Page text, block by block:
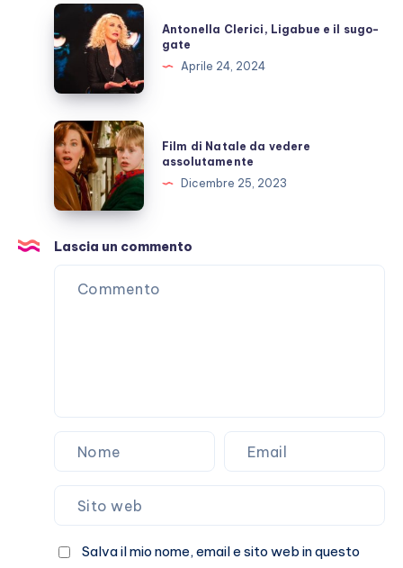
mandarlo
in
onda?
Antonella
Clerici,
Ligabue
e
sugo-
gate
Antonella Clerici, Ligabue e il sugo-
gate
Aprile 24, 2024
Film
di
Natale
da
vedere
assolutamente
Film di Natale da vedere
assolutamente
Dicembre 25, 2023
Lascia un commento
Salva il mio nome, email e sito web in questo